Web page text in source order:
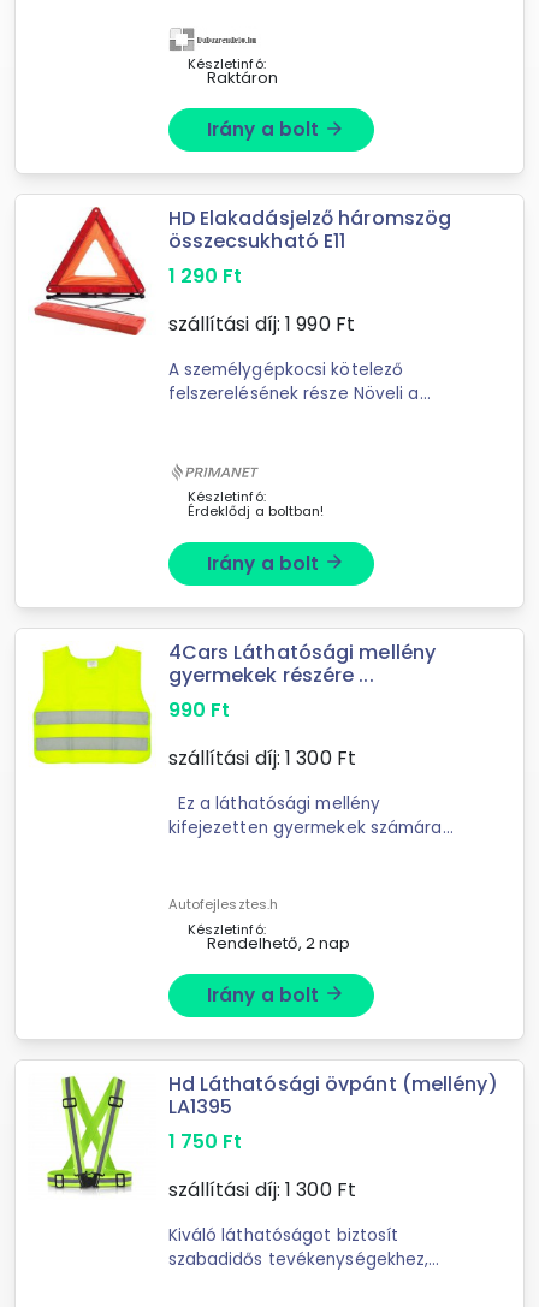
Légáteresztő 13G poliészter ...
Készletinfó:
Raktáron
Irány a bolt arrow_forward
HD Elakadásjelző háromszög
összecsukható E11
1 290 Ft
szállítási díj: 1 990Ft
A személygépkocsi kötelező
felszerelésének része Növeli a
baleset vagy autójavítás ...
Készletinfó:
Érdeklődj a boltban!
Irány a bolt arrow_forward
4Cars Láthatósági mellény
gyermekek részére ...
990 Ft
szállítási díj: 1 300Ft
kifejezetten gyermekek számára
nemcsak ajánlott; hanem a
jogszabályok ...
Autofejlesztes.h
Készletinfó:
Rendelhető, 2 nap
Irány a bolt arrow_forward
Hd Láthatósági övpánt (mellény)
LA1395
1 750 Ft
szállítási díj: 1 300Ft
Kiváló láthatóságot biztosít
szabadidős tevékenységekhez,